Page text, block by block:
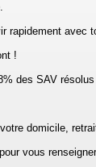
rapidement avec
!
des SAV
domicile,
vous